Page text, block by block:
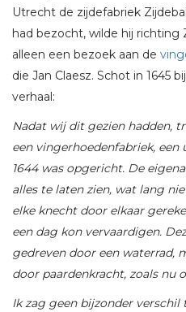
Utrecht de zijdefabriek
had bezocht, wilde hij richting
alleen een bezoek aan de
die Jan Claesz. Schot in 1645
verhaal:
Nadat wij dit gezien hadden,
een vingerhoedenfabriek, een
1644 was opgericht. De
alles te laten zien, wat lang
elke knecht door elkaar
een dag kon vervaardigen.
gedreven door een waterrad,
door paardenkracht, zoals nu
Ik zag geen bijzonder verschil